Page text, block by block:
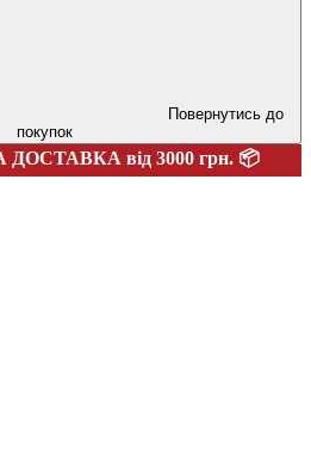
Повернутись до
покупок
від 3000 грн. 📦